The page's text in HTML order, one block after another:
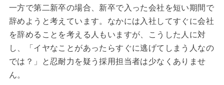
一方で第二新卒の場合、新卒で入った会社を短い期間で
辞めようと考えています。なかには入社してすぐに会社
を辞めることを考える人もいますが、こうした人に対
し、「イヤなことがあったらすぐに逃げてしまう人なの
では？」と忍耐力を疑う採用担当者は少なくありませ
ん。